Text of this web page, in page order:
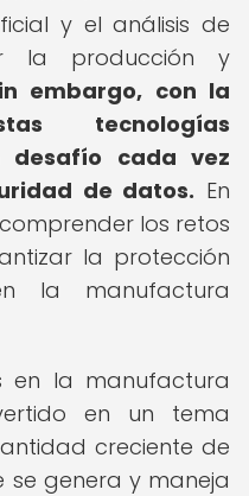
y el análisis de
la producción y
embargo, con la
tecnologías
desafío cada vez
de datos. En
los retos
la protección
la manufactura
en la manufactura
en un tema
creciente de
se genera y maneja